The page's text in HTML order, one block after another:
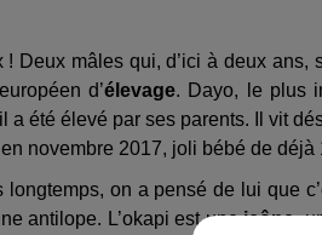
! Deux mâles qui, d’ici à deux
d’élevage. Dayo, le plus
a été élevé par ses parents. Il vit
novembre 2017, joli bébé de
longtemps, on a pensé de lui que
antilope. L’okapi est uneicône,